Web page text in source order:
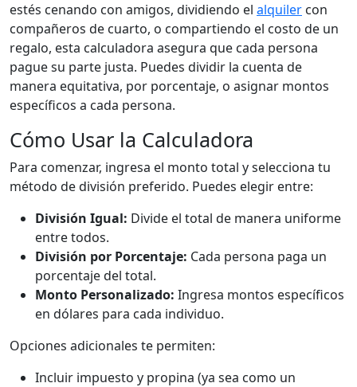
estés cenando con amigos, dividiendo el alquiler con
compañeros de cuarto, o compartiendo el costo de un
regalo, esta calculadora asegura que cada persona
pague su parte justa. Puedes dividir la cuenta de
manera equitativa, por porcentaje, o asignar montos
específicos a cada persona.
Cómo Usar la Calculadora
Para comenzar, ingresa el monto total y selecciona tu
método de división preferido. Puedes elegir entre:
División Igual: Divide el total de manera uniforme
entre todos.
División por Porcentaje: Cada persona paga un
porcentaje del total.
Monto Personalizado: Ingresa montos específicos
en dólares para cada individuo.
Opciones adicionales te permiten:
Incluir impuesto y propina (ya sea como un